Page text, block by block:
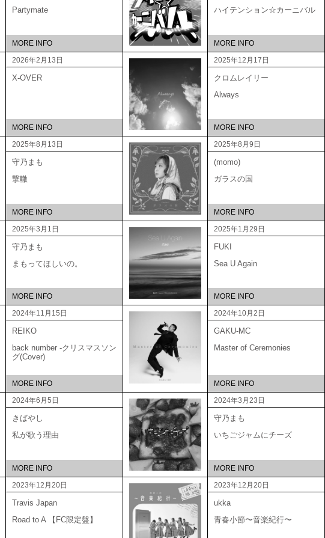
Partymate
MORE INFO
ハイテンション☆カーニバル
MORE INFO
2026年2月13日
X-OVER
MORE INFO
2025年12月17日
クロムレイリー
Always
MORE INFO
2025年8月13日
守乃まも
撃轍
MORE INFO
2025年8月9日
(momo)
ガラスの国
MORE INFO
2025年3月1日
守乃まも
まもってほしいの。
MORE INFO
2025年1月29日
FUKI
Sea U Again
MORE INFO
2024年11月15日
REIKO
back number -クリスマスソン
グ(Cover)
MORE INFO
2024年10月2日
GAKU-MC
Master of Ceremonies
MORE INFO
2024年6月5日
きばやし
私が歌う理由
MORE INFO
2024年3月23日
守乃まも
いちごジャムにチーズ
MORE INFO
2023年12月20日
Travis Japan
Road to A 【FC限定盤】
2023年12月20日
ukka
青春小節〜音楽紀行〜